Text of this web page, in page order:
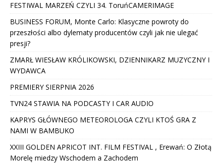
FESTIWAL MARZEŃ CZYLI 34. ToruńCAMERIMAGE
BUSINESS FORUM, Monte Carlo: Klasyczne powroty do
przeszłości albo dylematy producentów czyli jak nie ulegać
presji?
ZMARŁ WIESŁAW KRÓLIKOWSKI, DZIENNIKARZ MUZYCZNY I
WYDAWCA
PREMIERY SIERPNIA 2026
TVN24 STAWIA NA PODCASTY I CAR AUDIO
KAPRYS GŁÓWNEGO METEOROLOGA CZYLI KTOŚ GRA Z
NAMI W BAMBUKO
XXIII GOLDEN APRICOT INT. FILM FESTIVAL , Erewań: O Złotą
Morelę miedzy Wschodem a Zachodem